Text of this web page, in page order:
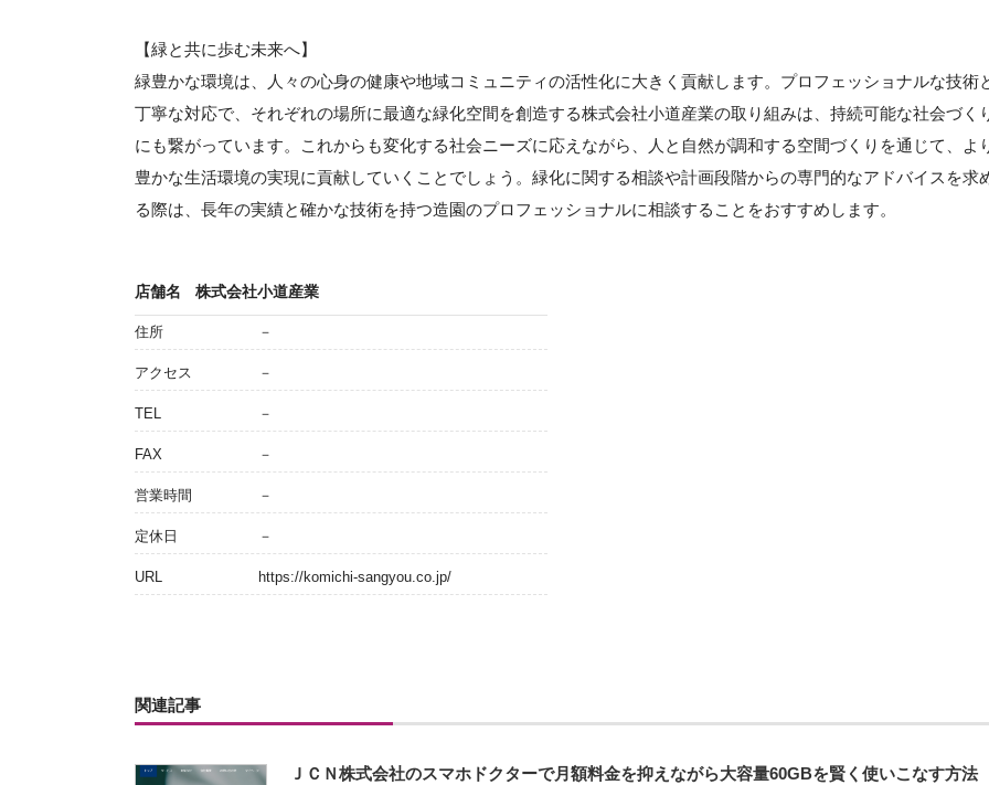
【緑と共に歩む未来へ】
緑豊かな環境は、人々の心身の健康や地域コミュニティの活性化に大きく貢献します。プロフェッショナルな技術
丁寧な対応で、それぞれの場所に最適な緑化空間を創造する株式会社小道産業の取り組みは、持続可能な社会づく
にも繋がっています。これからも変化する社会ニーズに応えながら、人と自然が調和する空間づくりを通じて、よ
豊かな生活環境の実現に貢献していくことでしょう。緑化に関する相談や計画段階からの専門的なアドバイスを求
る際は、長年の実績と確かな技術を持つ造園のプロフェッショナルに相談することをおすすめします。
店舗名 株式会社小道産業
住所 －
アクセス －
TEL －
FAX －
営業時間 －
定休日 －
URL https://komichi-sangyou.co.jp/
関連記事
ＪＣＮ株式会社のスマホドクターで月額料金を抑えながら大容量60GBを賢く使いこなす方法